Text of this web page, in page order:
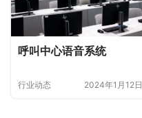
呼叫中心语音系统
行业动态 2024年1月12日